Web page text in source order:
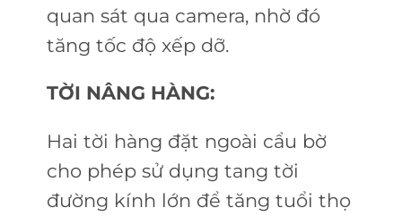
quan sát qua camera, nhờ đó
tăng tốc độ xếp dỡ.
TỜI NÂNG HÀNG:
Hai tời hàng đặt ngoài cẩu bờ
cho phép sử dụng tang tời
đường kính lớn để tăng tuổi thọ